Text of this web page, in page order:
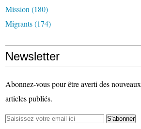
Mission (180)
Migrants(174)
Newsletter
Abonnez-vous pour être averti des nouveaux
articles publiés.